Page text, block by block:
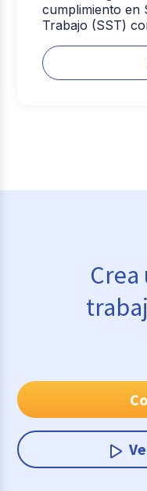
cumplimiento en
Trabajo (SST)